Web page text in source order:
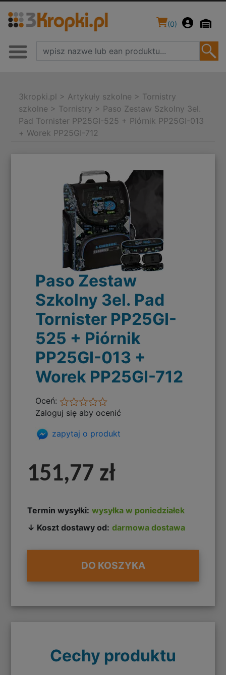
(0)
3kropki.pl > Artykuły szkolne > Tornistry
szkolne > Tornistry > Paso Zestaw Szkolny 3el.
Pad Tornister PP25GI-525 + Piórnik PP25GI-013
+ Worek PP25GI-712
Paso Zestaw
Szkolny 3el. Pad
Tornister PP25GI-
525 + Piórnik
PP25GI-013 +
Worek PP25GI-712
Oceń:
Zaloguj się aby ocenić
zapytaj o produkt
151,77 zł
Termin wysyłki: wysyłka w poniedziałek
↓ Koszt dostawy od: darmowa dostawa
DO KOSZYKA
Cechy produktu